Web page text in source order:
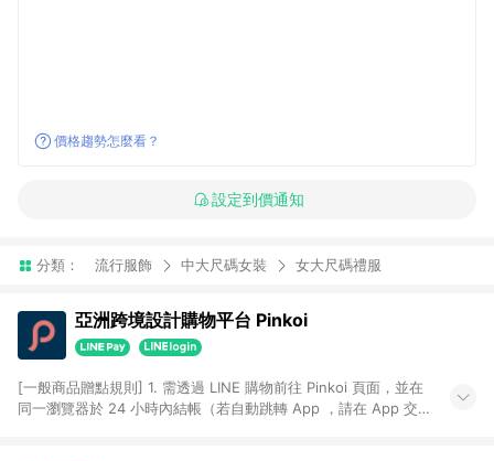
價格趨勢怎麼看？
設定到價通知
分類： 流行服飾 中大尺碼女裝 女大尺碼禮服
亞洲跨境設計購物平台 Pinkoi
[一般商品贈點規則] 1. 需透過 LINE 購物前往 Pinkoi 頁面，並在
同一瀏覽器於 24 小時內結帳（若自動跳轉 App ，請在 App 交